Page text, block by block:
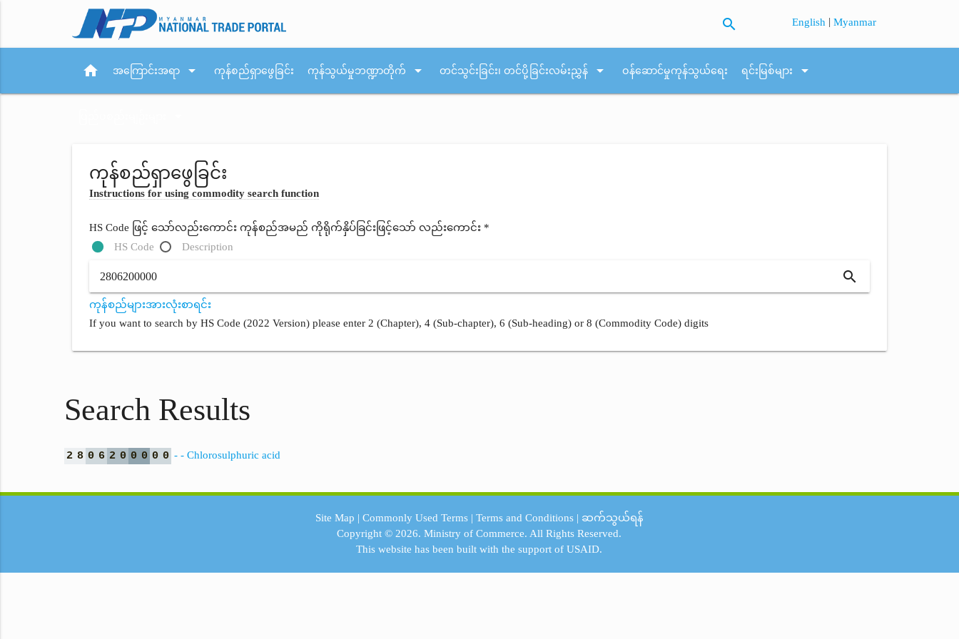
search English |Myanmar
home အကြောင်းအရာ arrow_drop_down ကုန်စည်ရှာဖွေခြင်း ကုန်သွယ်မှုဘဏ္ဍာတိုက် arrow_drop_down တင်သွင်းခြင်း၊ တင်ပို့ခြင်းလမ်းညွှန် arrow_drop_down ဝန်ဆောင်မှုကုန်သွယ်ရေး ရင်းမြစ်များ arrow_drop_down
ကုန်စည်ရှာဖွေခြင်း
Instructions for using commodity search function
HS Code ဖြင့် သော်လည်းကောင်း ကုန်စည်အမည် ကိုရိုက်နှိပ်ခြင်းဖြင့်သော် လည်းကောင်း *
HS Code
Description
search
ကုန်စည်များအားလုံးစာရင်း
If you want to search by HS Code (2022 Version) please enter 2 (Chapter), 4 (Sub-chapter), 6 (Sub-heading) or 8 (Commodity Code) digits
Search Results
2 8 0 6 2 0 0 0 0 0 - - Chlorosulphuric acid
Site Map | Commonly Used Terms| Terms and Conditions| ဆက်သွယ်ရန်
Copyright © 2026.Ministry of Commerce. All Rights Reserved.
This website has been built with the support ofUSAID.